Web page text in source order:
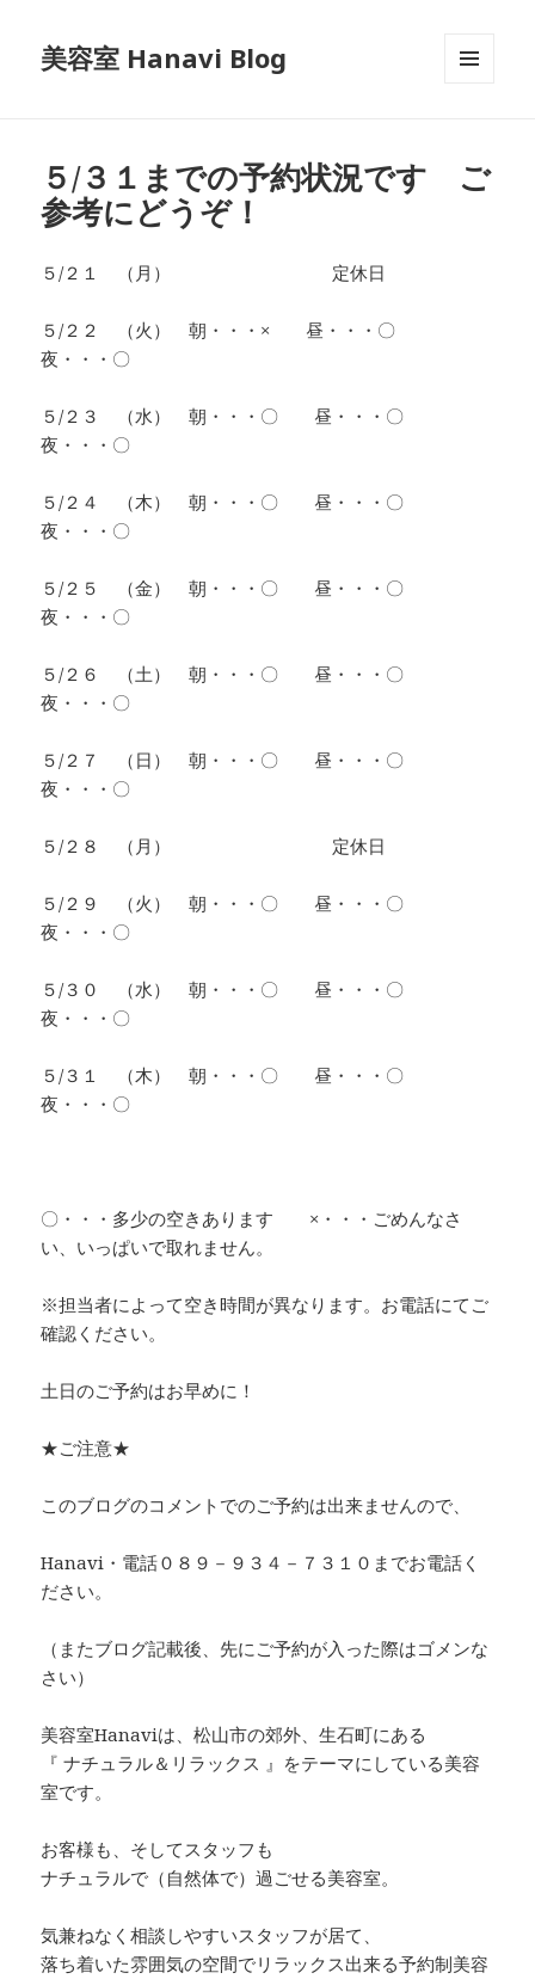
美容室 Hanavi Blog
５/３１までの予約状況です ご
参考にどうぞ！
５/２１ （月） 定休日
５/２２ （火） 朝・・・× 昼・・・〇
夜・・・〇
５/２３ （水） 朝・・・〇 昼・・・〇
夜・・・〇
５/２４ （木） 朝・・・〇 昼・・・〇
夜・・・〇
５/２５ （金） 朝・・・〇 昼・・・〇
夜・・・〇
５/２６ （土） 朝・・・〇 昼・・・〇
夜・・・〇
５/２７ （日） 朝・・・〇 昼・・・〇
夜・・・〇
５/２８ （月） 定休日
５/２９ （火） 朝・・・〇 昼・・・〇
夜・・・〇
５/３０ （水） 朝・・・〇 昼・・・〇
夜・・・〇
５/３１ （木） 朝・・・〇 昼・・・〇
夜・・・〇
〇・・・多少の空きあります ×・・・ごめんなさ
い、いっぱいで取れません。
※担当者によって空き時間が異なります。お電話にてご
確認ください。
土日のご予約はお早めに！
★ご注意★
このブログのコメントでのご予約は出来ませんので、
Hanavi・電話０８９－９３４－７３１０までお電話く
ださい。
（またブログ記載後、先にご予約が入った際はゴメンな
さい）
美容室Hanaviは、松山市の郊外、生石町にある
『 ナチュラル＆リラックス 』をテーマにしている美容
室です。
お客様も、そしてスタッフも
ナチュラルで（自然体で）過ごせる美容室。
気兼ねなく相談しやすいスタッフが居て、
落ち着いた雰囲気の空間でリラックス出来る予約制美容